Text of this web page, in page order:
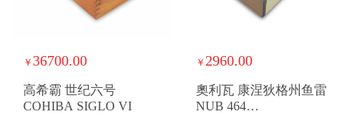
￥ 36700.00
高希霸 世纪六号
COHIBA SIGLO VI
￥ 2960.00
奧利瓦 康涅狄格州鱼雷
NUB 464